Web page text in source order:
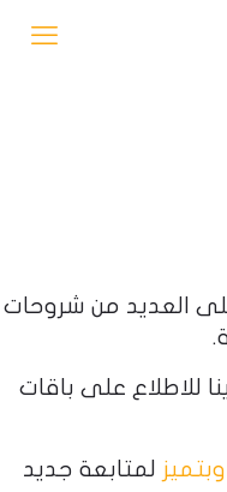
العديد من شروحات
للاطلاع على باقات
لمتابعة جديد